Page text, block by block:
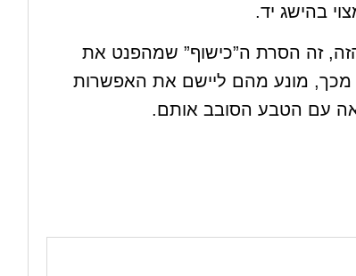
בהישג יד.
זה הסרת ה”כישוף” שמהפנט את
מכך, מונע מהם ליישם את האפשרות
עם הטבע הסובב אותם.